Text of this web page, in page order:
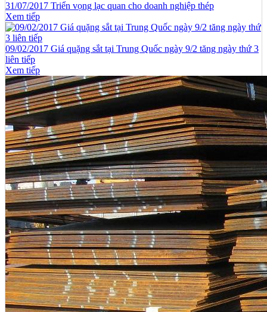
31/07/2017 Triển vọng lạc quan cho doanh nghiệp thép
Xem tiếp
09/02/2017 Giá quặng sắt tại Trung Quốc ngày 9/2 tăng ngày thứ 3
liên tiếp
Xem tiếp